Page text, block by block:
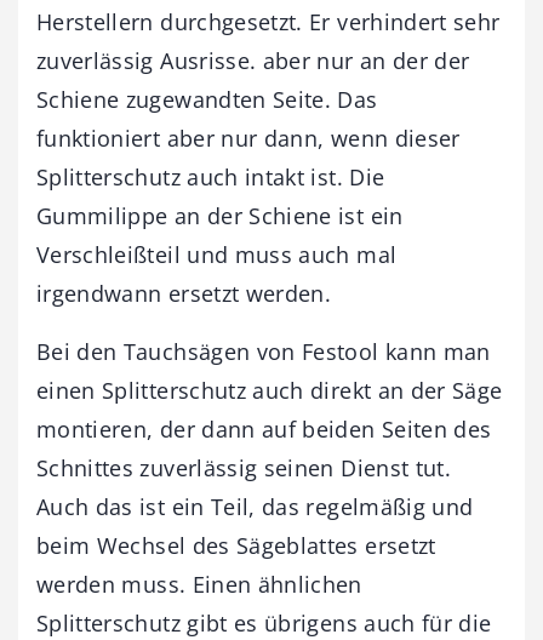
Herstellern durchgesetzt. Er verhindert sehr
zuverlässig Ausrisse. aber nur an der der
Schiene zugewandten Seite. Das
funktioniert aber nur dann, wenn dieser
Splitterschutz auch intakt ist. Die
Gummilippe an der Schiene ist ein
Verschleißteil und muss auch mal
irgendwann ersetzt werden.
Bei den Tauchsägen von Festool kann man
einen Splitterschutz auch direkt an der Säge
montieren, der dann auf beiden Seiten des
Schnittes zuverlässig seinen Dienst tut.
Auch das ist ein Teil, das regelmäßig und
beim Wechsel des Sägeblattes ersetzt
werden muss. Einen ähnlichen
Splitterschutz gibt es übrigens auch für die